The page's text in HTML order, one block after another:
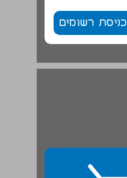
כניסת רשומים